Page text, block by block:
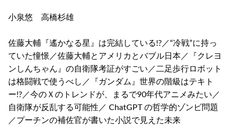
小泉悠 高橋杉雄
佐藤大輔『遙かなる星』は完結している!?／“冷戦”に持っ
ていた憧憬／佐藤大輔とアメリカとバブル日本／『クレヨ
ンしんちゃん』の自衛隊考証がすごい／二足歩行ロボット
は格闘戦で使うべし／『ガンダム』世界の階級はテキト
ー!?／今のＸのトレンドが、まるで90年代アニメみたい／
自衛隊が反乱する可能性／ ChatGPT の哲学的ゾンビ問題
／プーチンの補佐官が書いた小説で見えた未来